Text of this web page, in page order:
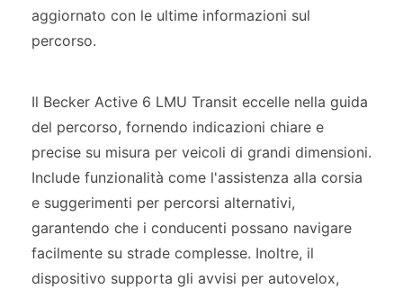
aggiornato con le ultime informazioni sul
percorso.
Il Becker Active 6 LMU Transit eccelle nella guida
del percorso, fornendo indicazioni chiare e
precise su misura per veicoli di grandi dimensioni.
Include funzionalità come l'assistenza alla corsia
e suggerimenti per percorsi alternativi,
garantendo che i conducenti possano navigare
facilmente su strade complesse. Inoltre, il
dispositivo supporta gli avvisi per autovelox,